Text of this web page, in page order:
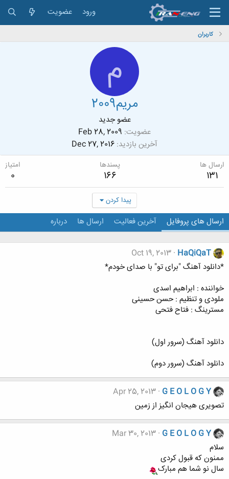
ورود عضویت
کاربران
م
مریم2009
عضو جدید
عضویت Feb 28, 2009
آخرین بازدید Dec 27, 2016
ارسال ها
131
پسندها
166
امتیاز
0
پیدا کردن
ارسال های پروفایل آخرین فعالیت ارسال ها درباره
HaQiQaT
Oct 19, 2013
*دانلود آهنگ "برای تو" با صدای خودم*
خواننده : ابراهیم اسدی
ملودی و تنظیم : حسن حسینی
مسترینگ : فتاح فتحی
دانلود آهنگ (سرور اول)
دانلود آهنگ (سرور دوم)
G E O L O G Y
Apr 25, 2013
تصویری هیجان انگیز از زمین
G E O L O G Y
Mar 30, 2013
سلام
ممنون که قبول کردی
سال نو شما هم مبارک